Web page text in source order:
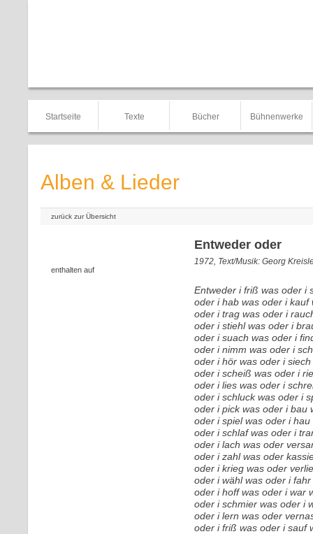
Startseite Texte Bücher Bühnenwerke
Alben & Lieder
zurück zur Übersicht
enthalten auf
Entweder oder
1972, Text/Musik: Georg
Entweder i friß was oder i
oder i hab was oder i kauf
oder i trag was oder i
oder i stiehl was oder i
oder i suach was oder i
oder i nimm was oder i
oder i hör was oder i siech
oder i scheiß was oder i
oder i lies was oder i
oder i schluck was oder i
oder i pick was oder i bau
oder i spiel was oder i hau
oder i schlaf was oder i
oder i lach was oder
oder i zahl was oder
oder i krieg was oder
oder i wähl was oder i fahr
oder i hoff was oder i war
oder i schmier was oder i
oder i lern was oder
oder i friß was oder i sauf